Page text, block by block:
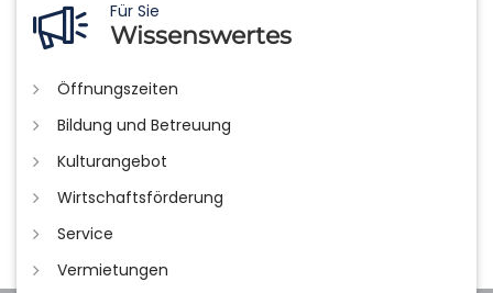
Für Sie
Wissenswertes
Öffnungszeiten
Bildung und Betreuung
Kulturangebot
Wirtschaftsförderung
Service
Vermietungen